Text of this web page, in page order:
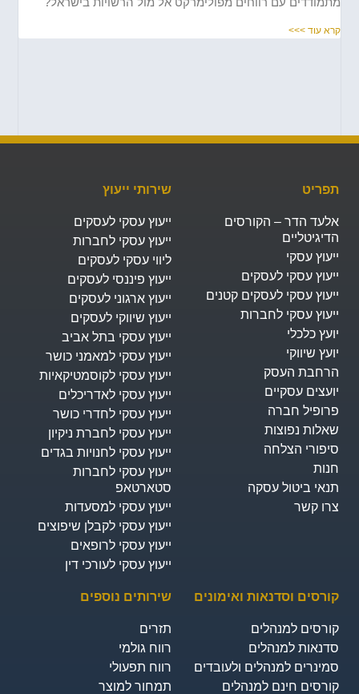
עוד >>>
הדר – הקורסים
עסקי
עסקי לעסקים
עסקי לעסקים קטנים
עסקי לחברות
כלכלי
שיווקי
העסק​
עסקיים
חברה
נפוצות
הצלחה
ביטול עסקה
קשר
שירותי ייעוץ
ייעוץ עסקי לעסקים
ייעוץ עסקי לחברות
ליווי עסקי לעסקים
ייעוץ פיננסי לעסקים
ייעוץ ארגוני לעסקים
ייעוץ שיווקי לעסקים
ייעוץ עסקי בתל אביב
ייעוץ עסקי למאמני כושר
ייעוץ עסקי לקוסמטיקאיות
ייעוץ עסקי לאדריכלים
ייעוץ עסקי לחדרי כושר
ייעוץ עסקי לחברת ניקיון
ייעוץ עסקי לחנויות בגדים
ייעוץ עסקי לחברות
סטארטאפ
ייעוץ עסקי למסעדות
ייעוץ עסקי לקבלן שיפוצים
ייעוץ עסקי לרופאים
ייעוץ עסקי לעורכי דין
וסדנאות ואימונים
למנהלים
למנהלים
למנהלים ולעובדים
חינם למנהלים
שירותים נוספים
תזרים
רווח גולמי
רווח תפעולי
תמחור למוצר